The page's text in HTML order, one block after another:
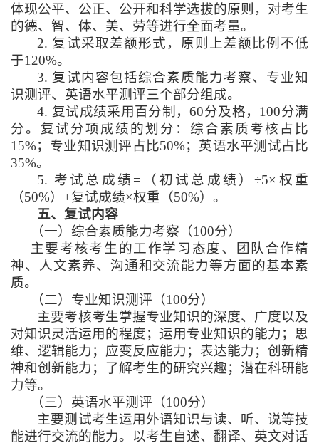
体现公平、公正、公开和科学选拔的原则，对考生
的德、智、体、美、劳等进行全面考量。
2. 复试采取差额形式，原则上差额比例不低
于120%。
3. 复试内容包括综合素质能力考察、专业知
识测评、英语水平测评三个部分组成。
4. 复试成绩采用百分制，60分及格， 100分满
分。复试分项成绩的划分：综合素质考核占比
15%；专业知识测评占比50%；英语水平测试占比
35%。
5. 考试总成绩 = （初试总成绩）÷5× 权重
（50%） +复试成绩×权重（50%）。
五、复试内容
（一）综合素质能力考察（100分）
主要考核考生的工作学习态度、团队合作精
神、人文素养、沟通和交流能力等方面的基本素
质。
（二）专业知识测评（100分）
主要考核考生掌握专业知识的深度、广度以及
对知识灵活运用的程度；运用专业知识的能力；思
维、逻辑能力；应变反应能力；表达能力；创新精
神和创新能力；了解考生的研究兴趣；潜在科研能
力等。
（三）英语水平测评（100分）
主要测试考生运用外语知识与读、听、说等技
能进行交流的能力。以考生自述、翻译、英文对话